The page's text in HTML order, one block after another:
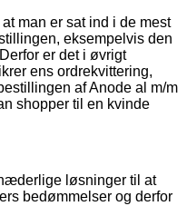
man er sat ind i de mest
eksempelvis den
er det i øvrigt
ens ordrekvittering,
af Anode al m/m
shopper til en kvinde
løsninger til at
bedømmelser og derfor